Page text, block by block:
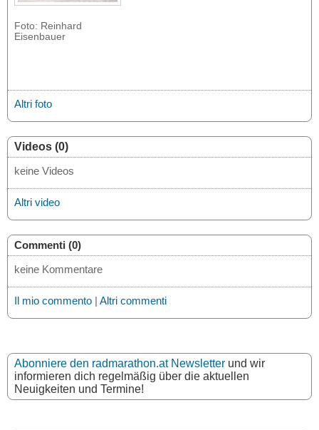
Foto: Reinhard
Eisenbauer
Altri foto
Videos (0)
keine Videos
Altri video
Commenti (0)
keine Kommentare
Il mio commento | Altri commenti
Abonniere den radmarathon.at Newsletter und wir
informieren dich regelmäßig über die aktuellen
Neuigkeiten und Termine!